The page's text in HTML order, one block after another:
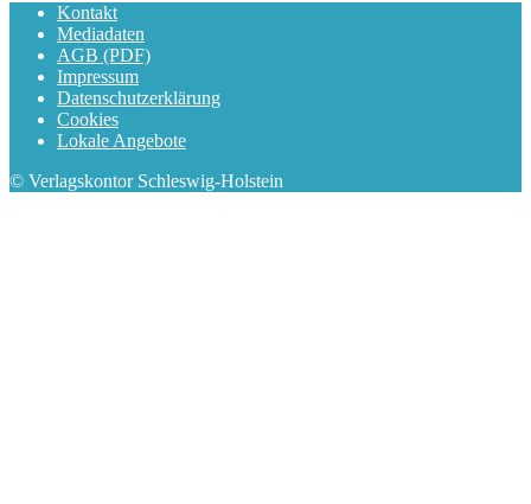
Kontakt
Mediadaten
AGB (PDF)
Impressum
Datenschutzerklärung
Cookies
Lokale Angebote
© Verlagskontor Schleswig-Holstein